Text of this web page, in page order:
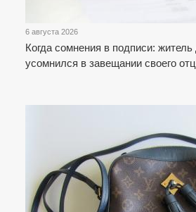
6 августа 2026
Когда сомнения в подписи: житель
усомнился в завещании своего